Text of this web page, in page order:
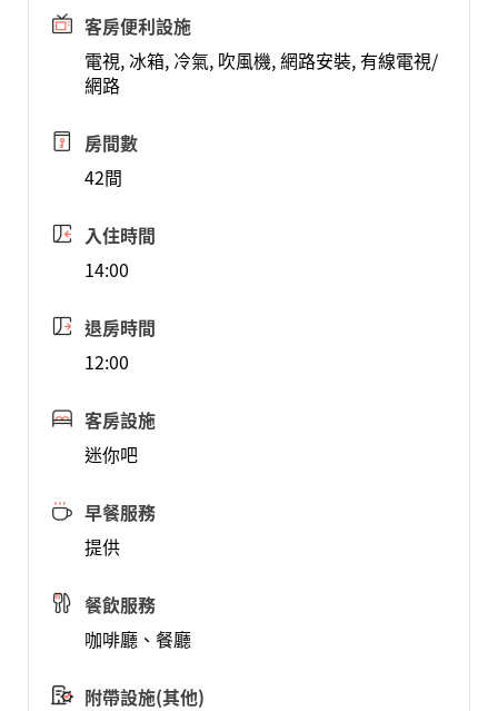
客房便利設施
電視, 冰箱, 冷氣, 吹風機, 網路安裝, 有線電視/
網路
房間數
42間
入住時間
14:00
退房時間
12:00
客房設施
迷你吧
早餐服務
提供
餐飲服務
咖啡廳、餐廳
附帶設施(其他)